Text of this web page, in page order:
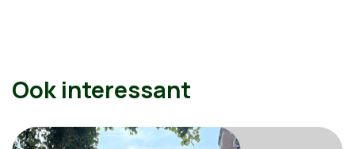
Ook interessant